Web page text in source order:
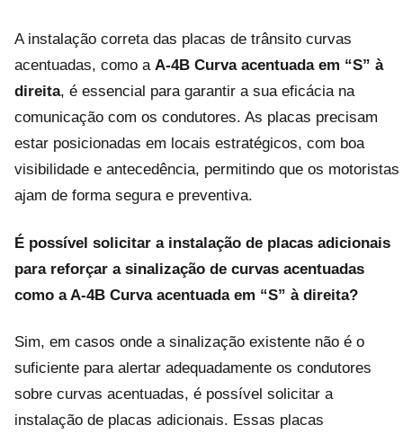
A instalação correta das placas de trânsito curvas
acentuadas, como a A-4B Curva acentuada em “S” à
direita, é essencial para garantir a sua eficácia na
comunicação com os condutores. As placas precisam
estar posicionadas em locais estratégicos, com boa
visibilidade e antecedência, permitindo que os motoristas
ajam de forma segura e preventiva.
É possível solicitar a instalação de placas adicionais
para reforçar a sinalização de curvas acentuadas
como aA-4B Curva acentuada em “S” à direita?
Sim, em casos onde a sinalização existente não é o
suficiente para alertar adequadamente os condutores
sobre curvas acentuadas, é possível solicitar a
instalação de placas adicionais. Essas placas